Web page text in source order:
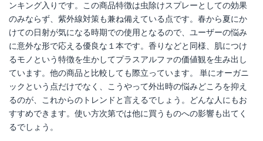
ンキング入りです。この商品特徴は虫除けスプレーとしての効果
のみならず、紫外線対策も兼ね備えている点です。春から夏にか
けての日射が気になる時期での使用となるので、ユーザーの悩み
に意外な形で応える優良な１本です。香りなどと同様、肌につけ
るモノという特徴を生かしてプラスアルファの価値観を生み出し
ています。他の商品と比較しても際立っています。 単にオーガニ
ックという点だけでなく、こうやって外出時の悩みどころを抑え
るのが、これからのトレンドと言えるでしょう。どんな人にもお
すすめできます。使い方次第では他に買うものへの影響も出てく
るでしょう。